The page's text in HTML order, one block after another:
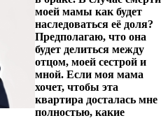
моей мамы как будет
наследоваться её доля?
Предполагаю, что она
будет делиться между
отцом, моей сестрой и
мной. Если моя мама
хочет, чтобы эта
квартира досталась мне
полностью, какие